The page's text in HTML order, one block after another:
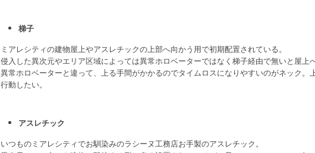
梯子
ミアレシティの建物屋上やアスレチックの上部へ向かう用で初期配置されている。
侵入した異次元やエリア区域によっては異常ホロベーターではなく梯子経由で無いと屋上
異常ホロベーターと違って、上る手間がかかるのでタイムロスになりやすいのがネック。
行動したい。
アスレチック
いつものミアレシティでお馴染みのラシーヌ工務店お手製のアスレチック。